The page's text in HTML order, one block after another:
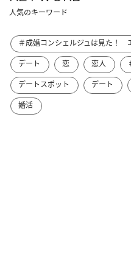
人気のキーワード
＃成婚コンシェルジュは見た！
デート
恋 恋人
デートスポット
デート
婚活